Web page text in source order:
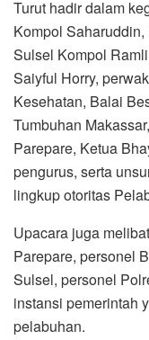
Turut hadir dalam
Kompol
Sulsel Kompol
Saiyful Horry,
Kesehatan, Balai
Tumbuhan
Parepare, Ketua
pengurus, serta
lingkup otoritas
Upacara juga
Parepare, personel
Sulsel, personel
instansi pemerintah
pelabuhan.